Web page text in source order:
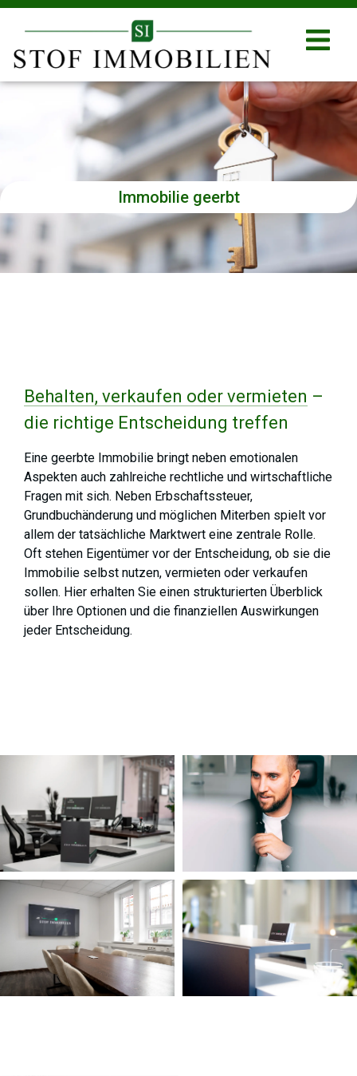
Immobilie geerbt
Behalten, verkaufen oder vermieten –
die richtige Entscheidung treffen
Eine geerbte Immobilie bringt neben emotionalen
Aspekten auch zahlreiche rechtliche und wirtschaftliche
Fragen mit sich. Neben Erbschaftssteuer,
Grundbuchänderung und möglichen Miterben spielt vor
allem der tatsächliche Marktwert eine zentrale Rolle.
Oft stehen Eigentümer vor der Entscheidung, ob sie die
Immobilie selbst nutzen, vermieten oder verkaufen
sollen. Hier erhalten Sie einen strukturierten Überblick
über Ihre Optionen und die finanziellen Auswirkungen
jeder Entscheidung.